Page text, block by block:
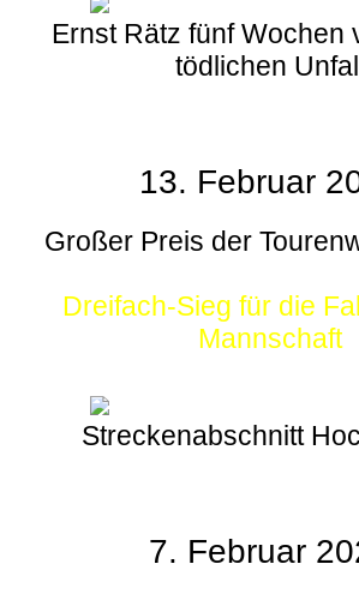
Ernst Rätz fünf Wochen
tödlichen
13. Februar
Großer Preis der
Dreifach-Sieg für die
Mannschaft
Streckenabschnitt
7. Februar